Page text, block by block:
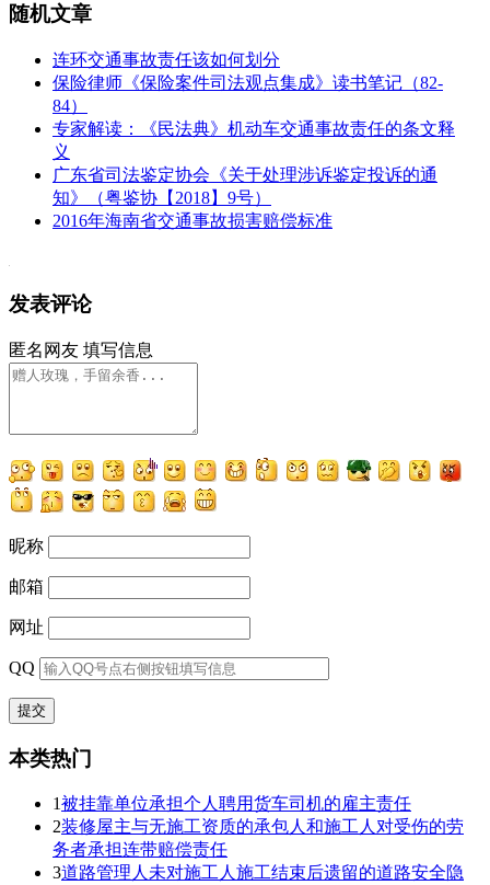
随机文章
连环交通事故责任该如何划分
保险律师《保险案件司法观点集成》读书笔记（82-
84）
专家解读：《民法典》机动车交通事故责任的条文释
义
广东省司法鉴定协会《关于处理涉诉鉴定投诉的通
知》（粤鉴协【2018】9号）
2016年海南省交通事故损害赔偿标准
发表评论
匿名网友 填写信息
昵称
邮箱
网址
QQ
本类热门
1被挂靠单位承担个人聘用货车司机的雇主责任
2装修屋主与无施工资质的承包人和施工人对受伤的劳
务者承担连带赔偿责任
3道路管理人未对施工人施工结束后遗留的道路安全隐